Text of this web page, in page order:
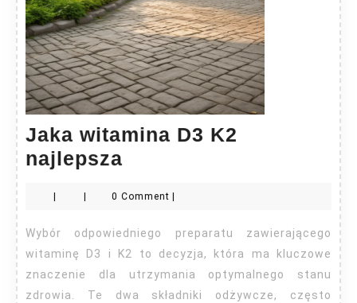
Jaka witamina D3 K2
najlepsza
D3
K2
najlepsza
0 Comment
Wybór odpowiedniego preparatu zawierającego
witaminę D3 i K2 to decyzja, która ma kluczowe
znaczenie dla utrzymania optymalnego stanu
zdrowia. Te dwa składniki odżywcze, często